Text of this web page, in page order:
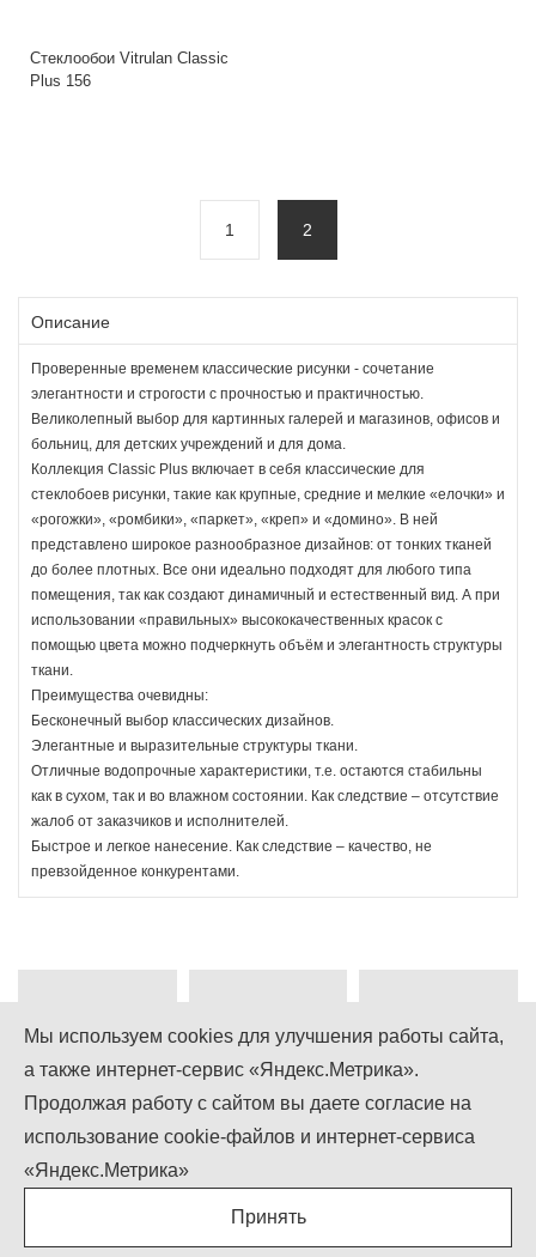
Стеклообои Vitrulan Classic
Plus 156
1 2
Описание
Проверенные временем классические рисунки - сочетание
элегантности и строгости с прочностью и практичностью.
Великолепный выбор для картинных галерей и магазинов, офисов и
больниц, для детских учреждений и для дома.
Коллекция Classic Plus включает в себя классические для
стеклобоев рисунки, такие как крупные, средние и мелкие «елочки» и
«рогожки», «ромбики», «паркет», «креп» и «домино». В ней
представлено широкое разнообразное дизайнов: от тонких тканей
до более плотных. Все они идеально подходят для любого типа
помещения, так как создают динамичный и естественный вид. А при
использовании «правильных» высококачественных красок с
помощью цвета можно подчеркнуть объём и элегантность структуры
ткани.
Преимущества очевидны:
Бесконечный выбор классических дизайнов.
Элегантные и выразительные структуры ткани.
Отличные водопрочные характеристики, т.е. остаются стабильны
как в сухом, так и во влажном состоянии. Как следствие – отсутствие
жалоб от заказчиков и исполнителей.
Быстрое и легкое нанесение. Как следствие – качество, не
превзойденное конкурентами.
+7 (499) 755-92-79
Понедельник-Пятница: 9.00 - 18.00
info@igcompany.ru
IGCOMPANY © ООО «БИЗНЕС КАПИТАЛ»
Мы используем cookies для улучшения работы сайта,
а также интернет-сервис «Яндекс.Метрика».
Продолжая работу с сайтом вы даете согласие на
использование cookie-файлов и интернет-сервиса
«Яндекс.Метрика»
Принять